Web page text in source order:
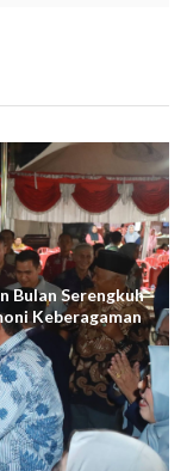
Bulan Serengkuh
Keberagaman